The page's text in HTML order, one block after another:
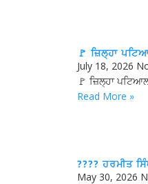
🚩 ਜ਼ਿਲ੍ਹਾ
July 18, 2026
🚩 ਜ਼ਿਲ੍ਹਾ
Read More »
???? ਹਰਮੀਤ
May 30, 2026